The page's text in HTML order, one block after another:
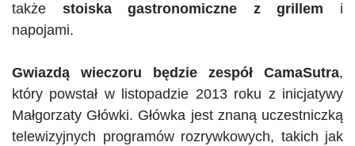
także stoiska gastronomiczne z grillem i
napojami.
Gwiazdą wieczoru będzie zespół CamaSutra,
który powstał w listopadzie 2013 roku z inicjatywy
Małgorzaty Główki. Główka jest znaną uczestniczką
telewizyjnych programów rozrywkowych, takich jak